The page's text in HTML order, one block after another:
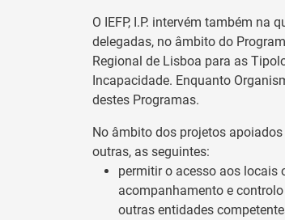
O IEFP, I.P. intervém também
delegadas, no âmbito do
Regional de Lisboa para as
Incapacidade. Enquanto
destes Programas.
No âmbito dos projetos
outras, as seguintes:
permitir o acesso aos locais
acompanhamento e controlo
outras entidades